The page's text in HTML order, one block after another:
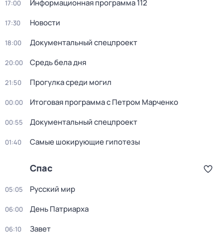
17:00 Информационная программа 112
17:30 Новости
18:00 Докyментальный спецпроeкт
20:00 Средь бела дня
21:50 Прогулка среди могил
00:00 Итоговая программа с Петром Марченко
00:55 Докyментальный спецпроeкт
01:40 Самые шoкиpующие гипотезы
Спас
05:05 Русский мир
06:00 День Патриарха
06:10 Завет